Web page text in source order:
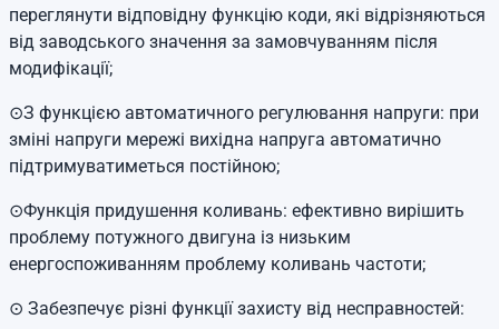
переглянути відповідну функцію коди, які відрізняються
від заводського значення за замовчуванням після
модифікації;
⊙З функцією автоматичного регулювання напруги: при
зміні напруги мережі вихідна напруга автоматично
підтримуватиметься постійною;
⊙Функція придушення коливань: ефективно вирішить
проблему потужного двигуна із низьким
енергоспоживанням проблему коливань частоти;
⊙ Забезпечує різні функції захисту від несправностей: